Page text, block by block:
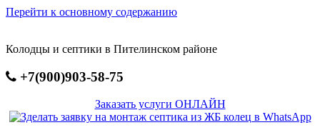
Перейти к основному содержанию
Колодцы и септики в Пителинском районе
+7(900)903-58-75
Заказать услуги ОНЛАЙН